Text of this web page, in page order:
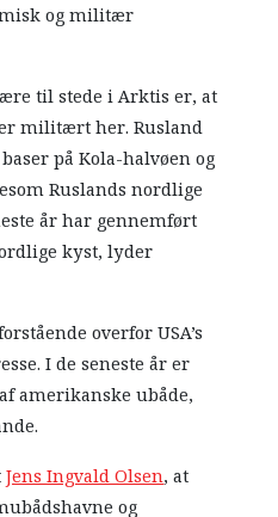
og militær
til stede i Arktis er, at
militært her. Rusland
på Kola-halvøen og
Ruslands nordlige
år har gennemført
kyst, lyder
overfor USA’s
I de seneste år er
amerikanske ubåde,
Jens Ingvald Olsen, at
og